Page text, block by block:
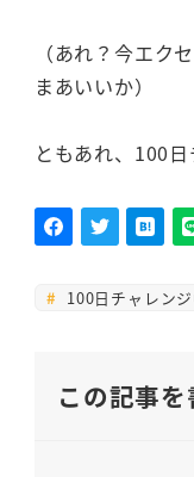
（あれ？今エ
まあいいか）
ともあれ、100
100日チャレン
この記事